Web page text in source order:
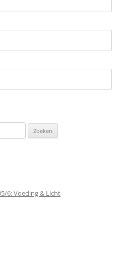
6: Voeding & Licht